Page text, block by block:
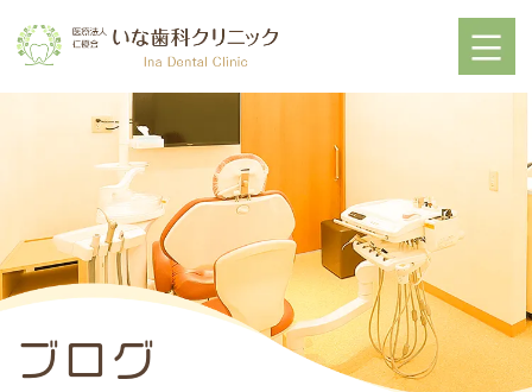
ブログ